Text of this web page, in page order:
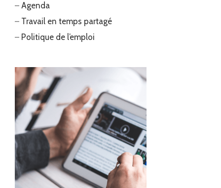
– Agenda
– Travail en temps partagé
– Politique de l’emploi